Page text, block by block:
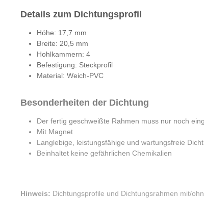
Details zum Dichtungsprofil
Höhe: 17,7 mm
Breite: 20,5 mm
Hohlkammern: 4
Befestigung: Steckprofil
Material: Weich-PVC
Besonderheiten der Dichtung
Der fertig geschweißte Rahmen muss nur noch
Mit Magnet
Langlebige, leistungsfähige und wartungsfreie
Beinhaltet keine gefährlichen Chemikalien
Hinweis: Dichtungsprofile und Dichtungsrahmen mit/